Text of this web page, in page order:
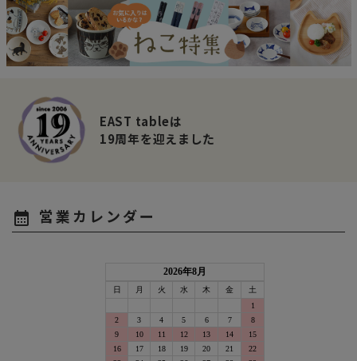
EAST tableは
19周年を迎えました
calendar_month 営業カレンダー